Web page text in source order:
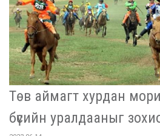
Төв аймагт хурдан
бүсийн уралдааныг